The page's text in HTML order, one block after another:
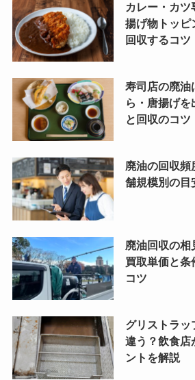
カレー・カツ
揚げ物トッピ
回収するコツ
寿司店の廃油
ら・唐揚げを
と回収のコツ
廃油の回収頻
舗規模別の目
廃油回収の相
買取単価と条
コツ
グリストラッ
違う？飲食店
ントを解説